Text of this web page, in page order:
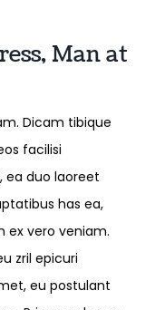
Man at
Dicam tibique
facilisi
ea duo laoreet
has ea,
ex vero veniam.
zril epicuri
eu postulant